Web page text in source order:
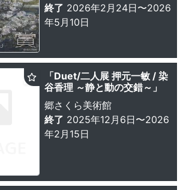
終了 2026年2月24日〜2026
年5月10日
「Duet/二人展 押元一敏 / 染
谷香理 ～静と動の交錯～」
郷さくら美術館
終了 2025年12月6日〜2026
年2月15日